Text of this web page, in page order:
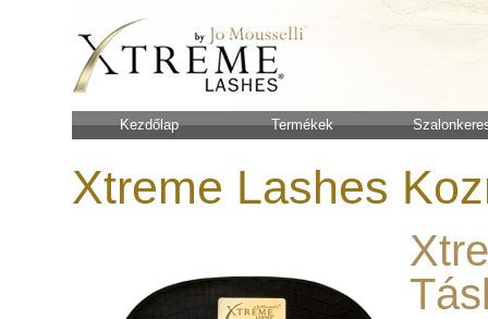
Kezdőlap Termékek
Xtreme Lashes